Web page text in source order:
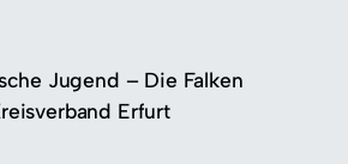
Jugend – Die Falken
Erfurt